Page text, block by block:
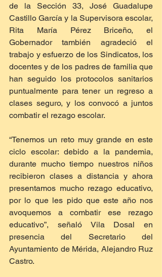
de la Sección 33, José Guadalupe
Castillo García y la Supervisora escolar,
Rita María Pérez Briceño, el
Gobernador también agradeció el
trabajo y esfuerzo de los Sindicatos, los
docentes y de los padres de familia que
han seguido los protocolos sanitarios
puntualmente para tener un regreso a
clases seguro, y los convocó a juntos
combatir el rezago escolar.
“Tenemos un reto muy grande en este
ciclo escolar: debido a la pandemia,
durante mucho tiempo nuestros niños
recibieron clases a distancia y ahora
presentamos mucho rezago educativo,
por lo que les pido que este año nos
avoquemos a combatir ese rezago
educativo”, señaló Vila Dosal en
presencia del Secretario del
Ayuntamiento de Mérida, Alejandro Ruz
Castro.